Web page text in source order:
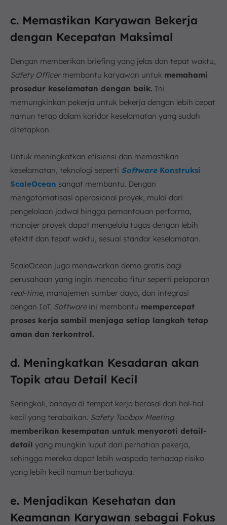
c. Memastikan Karyawan Bekerja
dengan Kecepatan Maksimal
Dengan memberikan briefing yang jelas dan tepat waktu,
Safety Officermembantu karyawan untuk memahami
prosedur keselamatan dengan baik. Ini
memungkinkan pekerja untuk bekerja dengan lebih cepat
namun tetap dalam koridor keselamatan yang sudah
ditetapkan.
Untuk meningkatkan efisiensi dan memastikan
keselamatan, teknologi seperti SoftwareKonstruksi
ScaleOcean sangat membantu. Dengan
mengotomatisasi operasional proyek, mulai dari
pengelolaan jadwal hingga pemantauan performa,
manajer proyek dapat mengelola tugas dengan lebih
efektif dan tepat waktu, sesuai standar keselamatan.
ScaleOcean juga menawarkan demo gratis bagi
perusahaan yang ingin mencoba fitur seperti pelaporan
real-time, manajemen sumber daya, dan integrasi
dengan IoT. Softwareini membantu mempercepat
proses kerja sambil menjaga setiap langkah tetap
aman dan terkontrol.
d. Meningkatkan Kesadaran akan
Topik atau Detail Kecil
Seringkali, bahaya di tempat kerja berasal dari hal-hal
kecil yang terabaikan. Safety Toolbox Meeting
memberikan kesempatan untuk menyoroti detail-
detail yang mungkin luput dari perhatian pekerja,
sehingga mereka dapat lebih waspada terhadap risiko
yang lebih kecil namun berbahaya.
e. Menjadikan Kesehatan dan
Keamanan Karyawan sebagai Fokus